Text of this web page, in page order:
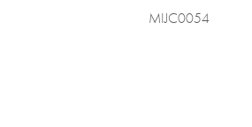
MIJC0054